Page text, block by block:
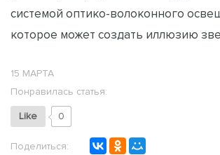
системой оптико-волоконного
которое может создать иллюзию
15 МАРТА
Понравилась статья:
Like 0
Поделиться: